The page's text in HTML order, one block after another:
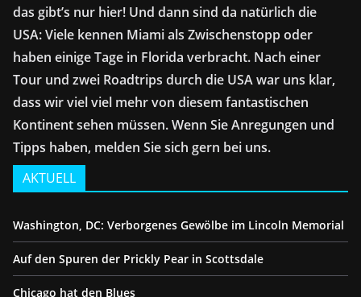
das gibt’s nur hier! Und dann sind da natürlich die
USA: Viele kennen Miami als Zwischenstopp oder
haben einige Tage in Florida verbracht. Nach einer
Tour und zwei Roadtrips durch die USA war uns klar,
dass wir viel viel mehr von diesem fantastischen
Kontinent sehen müssen. Wenn Sie Anregungen und
Tipps haben, melden Sie sich gern bei uns.
AKTUELL
Washington, DC: Verborgenes Gewölbe im Lincoln Memorial
Auf den Spuren der Prickly Pear in Scottsdale
Chicago hat den Blues